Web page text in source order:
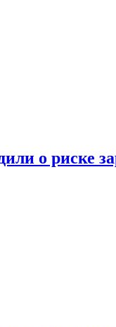
о риске